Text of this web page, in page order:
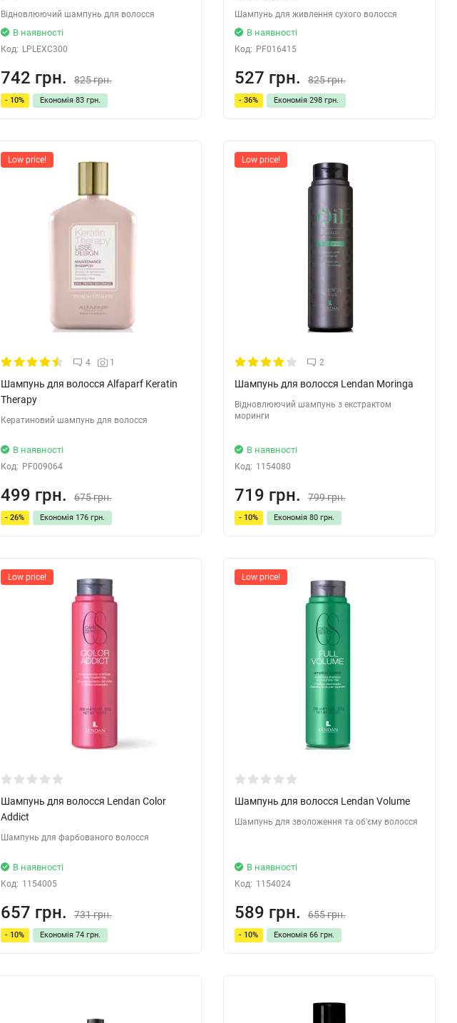
Відновлюючий шампунь для волосся
В наявності
Код: LPLEXC300
742 грн. 825 грн.
- 10% Економія 83 грн.
Шампунь для живлення сухого волосся
В наявності
Код: PF016415
527 грн. 825 грн.
- 36% Економія 298 грн.
Low price!
4 1
Шампунь для волосся Alfaparf Keratin
Therapy
Кератиновий шампунь для волосся
В наявності
Код: PF009064
499 грн. 675 грн.
- 26% Економія 176 грн.
Low price!
2
Шампунь для волосся Lendan Moringa
Відновлюючий шампунь з екстрактом
моринги
В наявності
Код: 1154080
719 грн. 799 грн.
- 10% Економія 80 грн.
Low price!
Шампунь для волосся Lendan Color
Addict
Шампунь для фарбованого волосся
В наявності
Код: 1154005
657 грн. 731 грн.
- 10% Економія 74 грн.
Low price!
Шампунь для волосся Lendan Volume
Шампунь для зволоження та об'єму волосся
В наявності
Код: 1154024
589 грн. 655 грн.
- 10% Економія 66 грн.